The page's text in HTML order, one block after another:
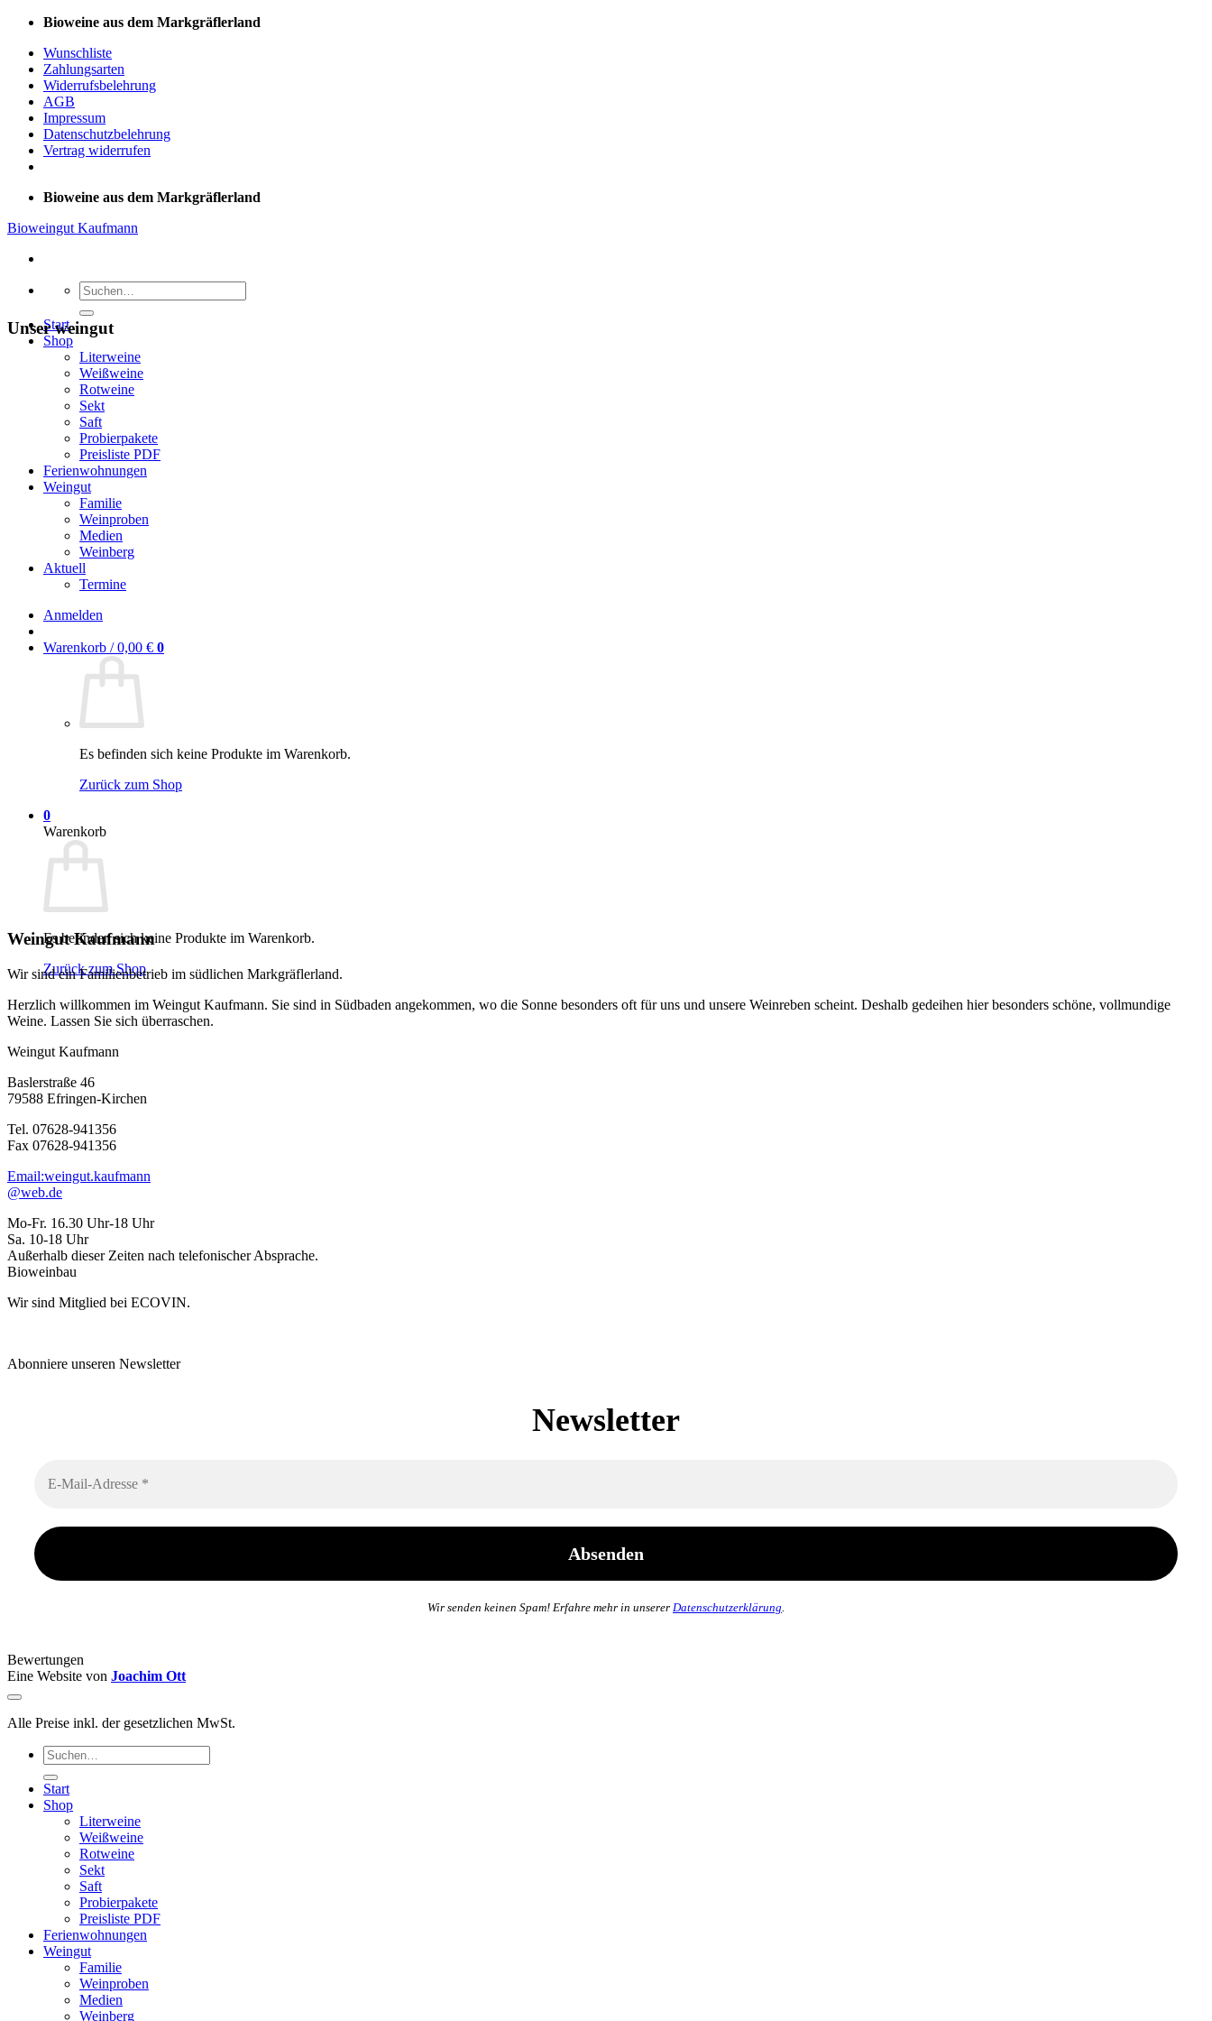
Zum
springen
Bioweine aus dem Markgräflerland
Wunschliste
Zahlungsarten
Widerrufsbelehrung
AGB
Impressum
Datenschutzbelehrung
Vertrag widerrufen
Bioweine aus dem Markgräflerland
Bioweingut Kaufmann
Suchen
nach:
Start
Shop
Literweine
Weißweine
Rotweine
Sekt
Saft
Probierpakete
Preisliste PDF
Ferienwohnungen
Weingut
Familie
Weinproben
Medien
Weinberg
Aktuell
Termine
Anmelden
Warenkorb /0,00 € 0
Es befinden sich keine Produkte im Warenkorb.
Zurück zum Shop
0
Warenkorb
Es befinden sich keine Produkte im Warenkorb.
Zurück zum Shop
Unser weingut
Weingut Kaufmann
Wir sind ein Familienbetrieb im südlichen Markgräflerland.
Herzlich willkommen im Weingut Kaufmann. Sie sind in Südbaden angekommen, wo die Sonne besonders oft für uns und unsere Weinreben scheint. Deshalb gedeihen hier besonders schöne, vollmundige
Weine. Lassen Sie sich überraschen.
Weingut Kaufmann
Baslerstraße 46
79588 Efringen-Kirchen
Tel. 07628-941356
Fax 07628-941356
Email:weingut.kaufmann
@web.de
Mo-Fr. 16.30 Uhr-18 Uhr
Sa. 10-18 Uhr
Außerhalb dieser Zeiten nach telefonischer Absprache.
Bioweinbau
Wir sind Mitglied bei ECOVIN.
Abonniere unseren Newsletter
Newsletter
Wir senden keinen Spam! Erfahre mehr in unserer Datenschutzerklärung
Bewertungen
Eine Website von Joachim Ott
Alle Preise inkl. der gesetzlichen MwSt.
Suchen
nach:
Start
Shop
Literweine
Weißweine
Rotweine
Sekt
Saft
Probierpakete
Preisliste PDF
Ferienwohnungen
Weingut
Familie
Weinproben
Medien
Weinberg